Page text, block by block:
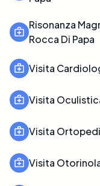
Risonanza
Rocca Di Papa
Visita
Visita
Visita
Visita